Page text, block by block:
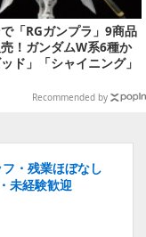
「RGガンプラ」9商品
！ガンダムW系6種か
ド」「シャイニング」
Recommended by
・残業ほぼなし
未経験歓迎